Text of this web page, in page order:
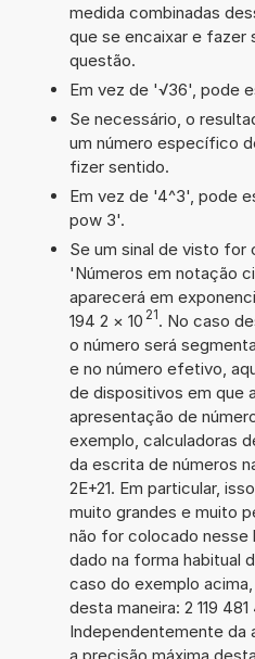
medida combinadas
que se encaixar e fazer
questão.
Em vez de '√36', pode
Se necessário, o
um número específico
fizer sentido.
Em vez de '4^3', pode
pow 3'.
Se um sinal de visto for
'Números em notação
aparecerá em
194 2 × 10 21. No caso
o número será
e no número efetivo,
de dispositivos em que
apresentação de
exemplo, calculadoras
da escrita de números
2E+21. Em particular,
muito grandes e muito
não for colocado nesse
dado na forma habitual
caso do exemplo
desta maneira: 2 119
Independentemente da
a precisão máxima